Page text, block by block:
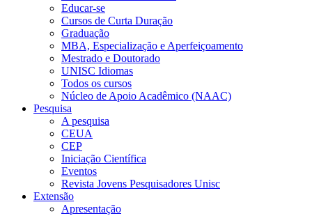
Educar-se
Cursos de Curta Duração
Graduação
MBA, Especialização e Aperfeiçoamento
Mestrado e Doutorado
UNISC Idiomas
Todos os cursos
Núcleo de Apoio Acadêmico (NAAC)
Pesquisa
A pesquisa
CEUA
CEP
Iniciação Científica
Eventos
Revista Jovens Pesquisadores Unisc
Extensão
Apresentação